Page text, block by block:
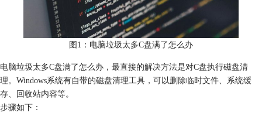
图1：电脑垃圾太多C盘满了怎么办
电脑垃圾太多C盘满了怎么办，最直接的解决方法是对C盘执行磁盘清
理。Windows系统有自带的磁盘清理工具，可以删除临时文件、系统缓
存、回收站内容等。
步骤如下：